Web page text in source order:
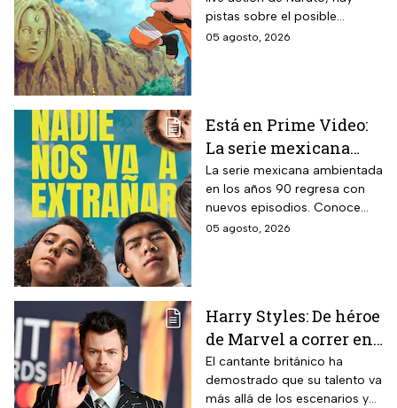
película
pistas sobre el posible
enfoque de la historia y
05 agosto, 2026
Está en Prime Video:
La serie mexicana
noventera de la que
todos están hablando
y que se ve en un fin
de semana
La serie mexicana ambientada
en los años 90 regresa con
nuevos episodios. Conoce
cuándo se estrena, qué
05 agosto, 2026
Harry Styles: De héroe
de Marvel a correr en
Chapultepec; las
apariciones del
El cantante británico ha
demostrado que su talento va
más allá de los escenarios y